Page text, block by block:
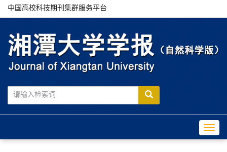
中国高校科技期刊集群服务平台